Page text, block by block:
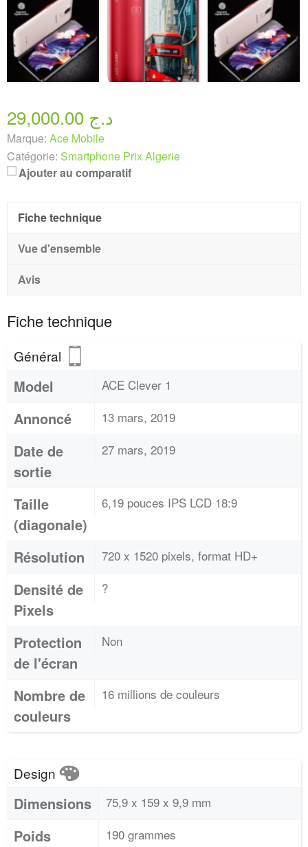
29,000.00 د.ج
Marque: Ace Mobile
Catégorie: Smartphone Prix Algerie
Ajouter au comparatif
Fiche technique
Vue d'ensemble
Avis
Fiche technique
Général
Model ACE Clever 1
Annoncé 13 mars, 2019
Date de
sortie
27 mars, 2019
Taille
(diagonale)
6,19 pouces IPS LCD 18:9
Résolution 720 x 1520 pixels, format HD+
Densité de
Pixels
?
Protection
de l'écran
Non
Nombre de
couleurs
16 millions de couleurs
Design
Dimensions 75,9 x 159 x 9,9 mm
Poids 190 grammes